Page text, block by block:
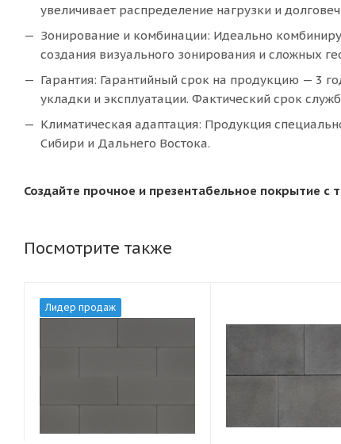
увеличивает распределение нагрузки и
Зонирование и комбинации: Идеально
создания визуального зонирования и сложных
Гарантия: Гарантийный срок на продукцию — 3
укладки и эксплуатации. Фактический срок
Климатическая адаптация: Продукция
Сибири и Дальнего Востока.
Создайте прочное и презентабельное покрытие с
Посмотрите также
Лидер продаж